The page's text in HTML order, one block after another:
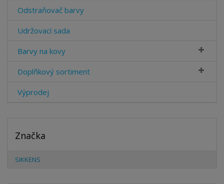
Odstraňovač barvy
Udržovací sada
Barvy na kovy
Doplňkový sortiment
Výprodej
Značka
SIKKENS